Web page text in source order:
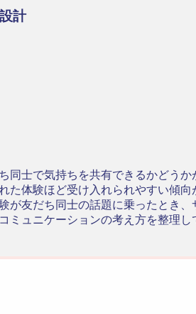
計
士で気持ちを共有できるかどう
体験ほど受け入れられやすい傾
が友だち同士の話題に乗ったとき
ュニケーションの考え方を整理し